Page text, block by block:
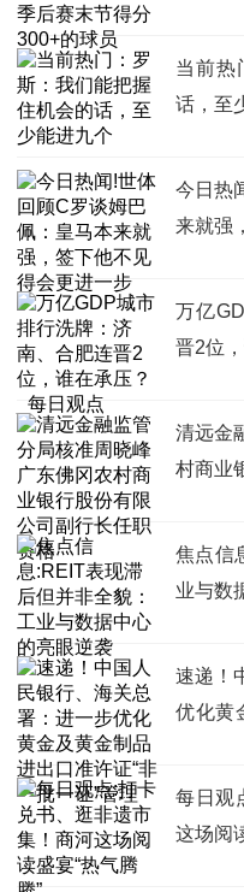
当前热
话，至
今日热
来就强
万亿
晋2位
清远金
村商业
焦点信
业与数
速递！
优化黄
每日观
这场阅